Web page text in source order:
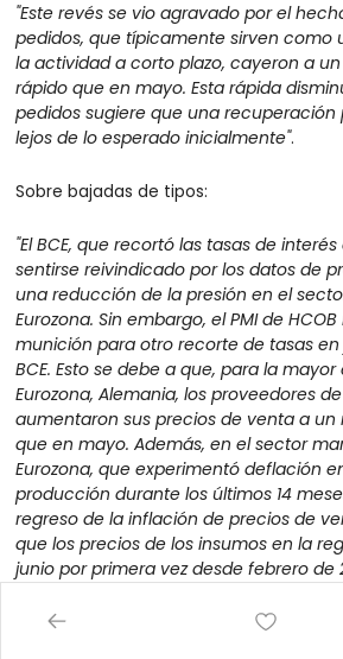
"Este revés se vio agravado por el
pedidos, que típicamente sirven como
la actividad a corto plazo, cayeron a
rápido que en mayo. Esta rápida
pedidos sugiere que una recuperación
lejos de lo esperado inicialmente".
Sobre bajadas de tipos:
"El BCE, que recortó las tasas de
sentirse reivindicado por los datos de
una reducción de la presión en el
Eurozona. Sin embargo, el PMI de
munición para otro recorte de tasas
BCE. Esto se debe a que, para la
Eurozona, Alemania, los proveedores
aumentaron sus precios de venta a un
que en mayo. Además, en el sector
Eurozona, que experimentó deflación
producción durante los últimos 14
regreso de la inflación de precios de
que los precios de los insumos en la
junio por primera vez desde febrero de
Si observamos datos por países: